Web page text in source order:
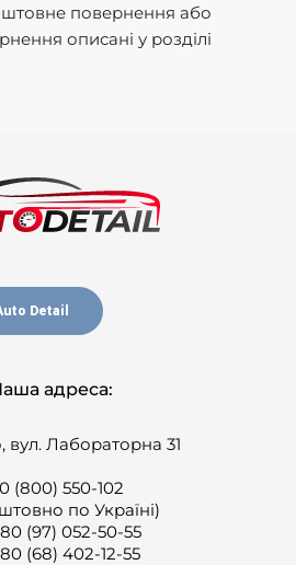
повернення або
описані у розділі
Detail
адреса:
вул. Лабораторна 31
0 (800) 550-102
по Україні)
(97) 052-50-55
(68) 402-12-55